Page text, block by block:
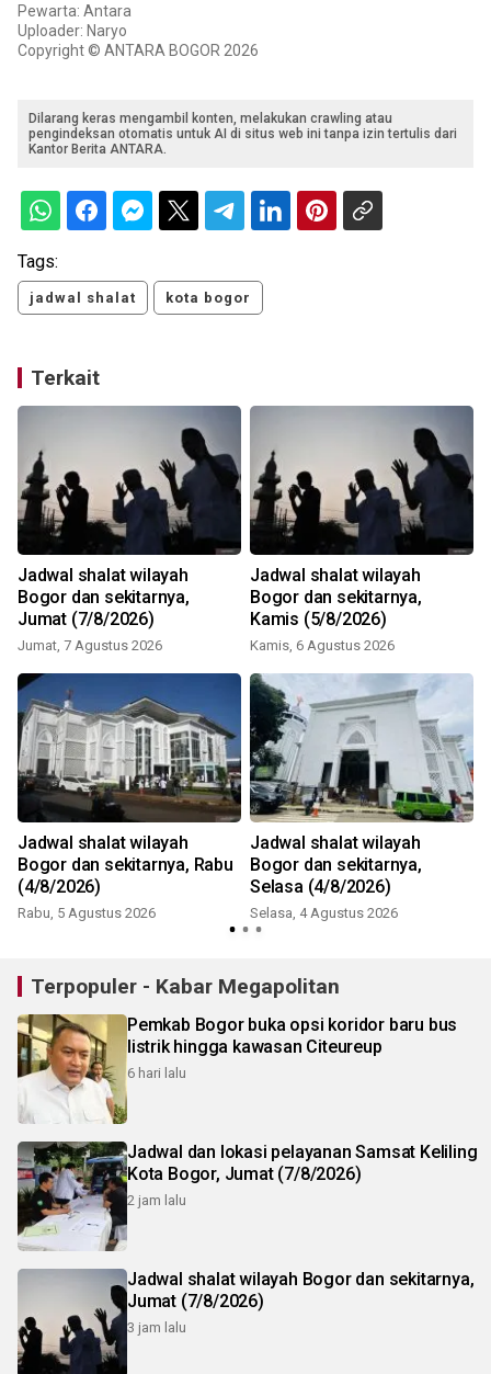
Pewarta: Antara
Uploader: Naryo
Copyright © ANTARA BOGOR 2026
Dilarang keras mengambil konten, melakukan crawling atau
pengindeksan otomatis untuk AI di situs web ini tanpa izin tertulis dari
Kantor Berita ANTARA.
Tags:
jadwal shalat kota bogor
Terkait
Jadwal shalat wilayah
Bogor dan sekitarnya,
Jumat (7/8/2026)
Jumat, 7 Agustus 2026
Jadwal shalat wilayah
Bogor dan sekitarnya,
Kamis (5/8/2026)
Kamis, 6 Agustus 2026
Jadwal shalat wilayah
Bogor dan sekitarnya, Rabu
(4/8/2026)
Rabu, 5 Agustus 2026
Jadwal shalat wilayah
Bogor dan sekitarnya,
Selasa (4/8/2026)
Selasa, 4 Agustus 2026
Terpopuler - Kabar Megapolitan
Pemkab Bogor buka opsi koridor baru bus
listrik hingga kawasan Citeureup
6 hari lalu
Jadwal dan lokasi pelayanan Samsat Keliling
Kota Bogor, Jumat (7/8/2026)
2 jam lalu
Jadwal shalat wilayah Bogor dan sekitarnya,
Jumat (7/8/2026)
3 jam lalu